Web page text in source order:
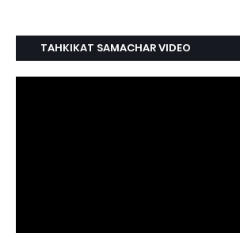
TAHKIKAT SAMACHAR VIDEO